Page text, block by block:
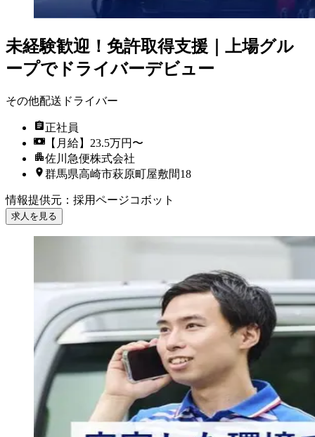
未経験歓迎！免許取得支援｜上場グル
ープでドライバーデビュー
その他配送ドライバー
正社員
【月給】23.5万円〜
佐川急便株式会社
群馬県高崎市萩原町屋敷間18
情報提供元 ： 採用ページコボット
求人を見る